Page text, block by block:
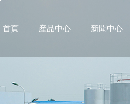
首頁 産品中心 新聞中心